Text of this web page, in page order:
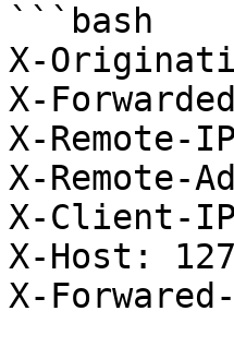
```bash
X-
X-
X-Remote-
X-Remote-
X-Client-
X-Host:
X-